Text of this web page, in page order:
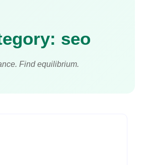
seo
Find equilibrium.